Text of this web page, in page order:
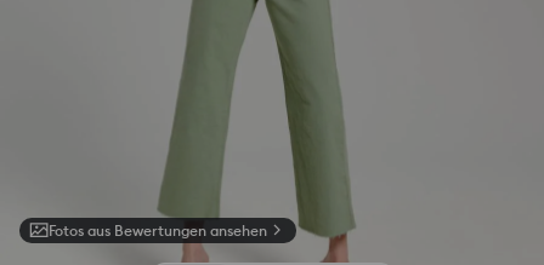
Fotos aus Bewertungen ansehen